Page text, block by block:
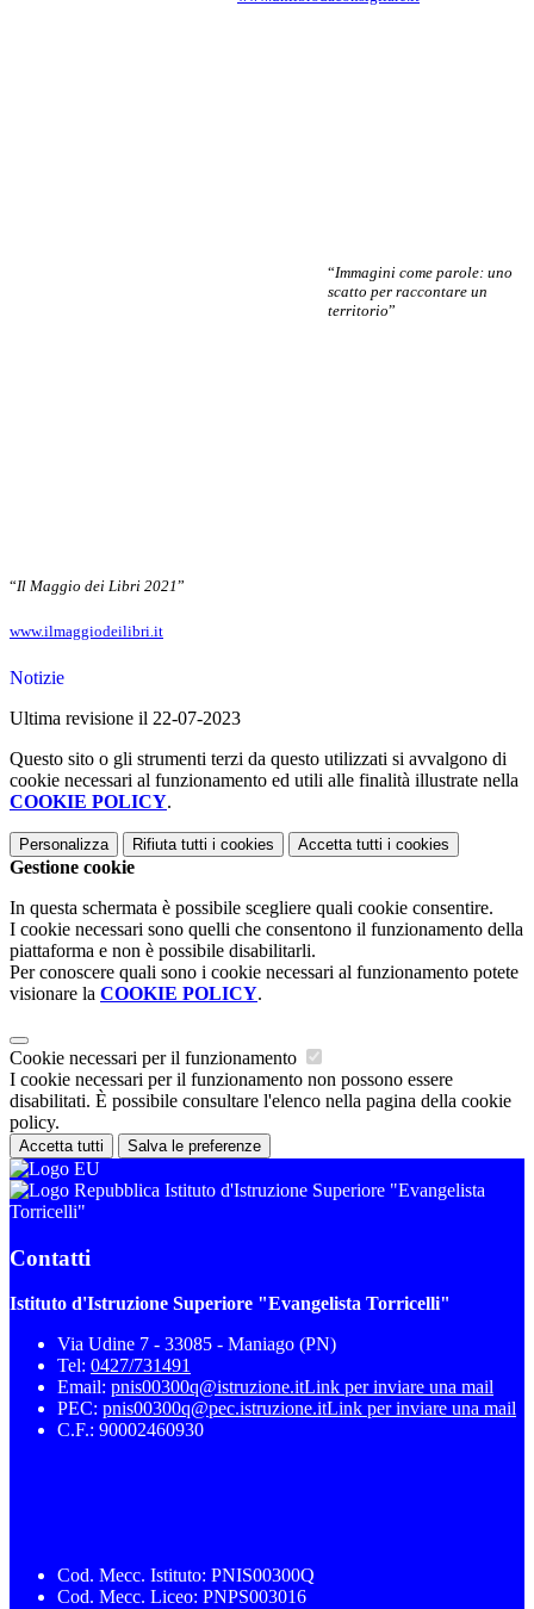
“Immagini come parole: uno
scatto per raccontare un
territorio”
“Il Maggio dei Libri 2021”
www.ilmaggiodeilibri.it
Notizie
Ultima revisione il 22-07-2023
Questo sito o gli strumenti terzi da questo utilizzati si avvalgono di
cookie necessari al funzionamento ed utili alle finalità illustrate nella
COOKIE POLICY.
Personalizza Rifiuta tutti i cookies Accetta tutti i cookies
Gestione cookie
In questa schermata è possibile scegliere quali cookie consentire.
I cookie necessari sono quelli che consentono il funzionamento della
piattaforma e non è possibile disabilitarli.
Per conoscere quali sono i cookie necessari al funzionamento potete
visionare la COOKIE POLICY.
Cookie necessari per il funzionamento
I cookie necessari per il funzionamento non possono essere
disabilitati. È possibile consultare l'elenco nella pagina della cookie
policy.
Accetta tutti Salva le preferenze
Istituto d'Istruzione Superiore "Evangelista
Torricelli"
Contatti
Istituto d'Istruzione Superiore "Evangelista Torricelli"
Via Udine 7 - 33085 - Maniago (PN)
Tel: 0427/731491
Email: pnis00300q@istruzione.itLink per inviare una mail
PEC: pnis00300q@pec.istruzione.itLink per inviare una mail
C.F.: 90002460930
Cod. Mecc. Istituto: PNIS00300Q
Cod. Mecc. Liceo: PNPS003016